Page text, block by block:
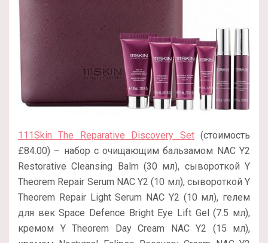
111Skin The Reparative Discovery Set(стоимость
£‌84.00) – набор с очищающим бальзамом NAC Y2
Restorative Cleansing Balm (30 мл), сывороткой Y
Theorem Repair Serum NAC Y2 (10 мл), сывороткой Y
Theorem Repair Light Serum NAC Y2 (10 мл), гелем
для век Space Defence Bright Eye Lift Gel (7.5 мл),
кремом Y Theorem Day Cream NAC Y2 (15 мл),